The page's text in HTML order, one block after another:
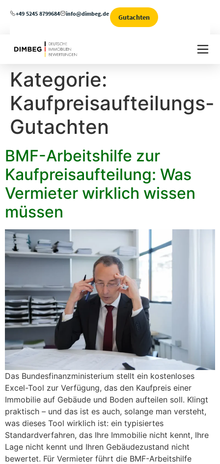
+49 5245 8799684 info@dimbeg.de Gutachten
Kategorie:
Kaufpreisaufteilungs-
Gutachten
BMF-Arbeitshilfe zur
Kaufpreisaufteilung: Was
Vermieter wirklich wissen
müssen
Das Bundesfinanzministerium stellt ein kostenloses
Excel-Tool zur Verfügung, das den Kaufpreis einer
Immobilie auf Gebäude und Boden aufteilen soll. Klingt
praktisch – und das ist es auch, solange man versteht,
was dieses Tool wirklich ist: ein typisiertes
Standardverfahren, das Ihre Immobilie nicht kennt, Ihre
Lage nicht kennt und Ihren Gebäudezustand nicht
bewertet. Für Vermieter führt die BMF-Arbeitshilfe